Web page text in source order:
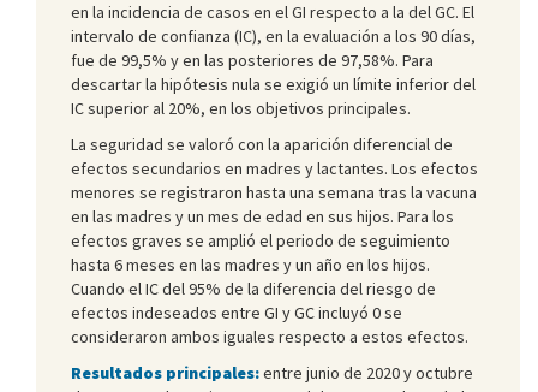
en la incidencia de casos en el GI respecto a la del GC. El
intervalo de confianza (IC), en la evaluación a los 90 días,
fue de 99,5% y en las posteriores de 97,58%. Para
descartar la hipótesis nula se exigió un límite inferior del
IC superior al 20%, en los objetivos principales.
La seguridad se valoró con la aparición diferencial de
efectos secundarios en madres y lactantes. Los efectos
menores se registraron hasta una semana tras la vacuna
en las madres y un mes de edad en sus hijos. Para los
efectos graves se amplió el periodo de seguimiento
hasta 6 meses en las madres y un año en los hijos.
Cuando el IC del 95% de la diferencia del riesgo de
efectos indeseados entre GI y GC incluyó 0 se
consideraron ambos iguales respecto a estos efectos.
Resultados principales:entre junio de 2020 y octubre